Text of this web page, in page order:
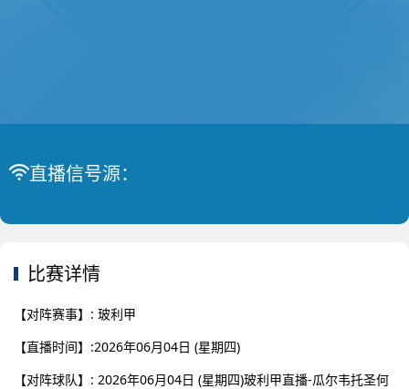
直播信号源：
比赛详情
【对阵赛事】: 玻利甲
【直播时间】:2026年06月04日 (星期四)
【对阵球队】: 2026年06月04日 (星期四)玻利甲直播-瓜尔韦托圣何